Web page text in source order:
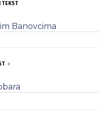
TEKST
Banovcima